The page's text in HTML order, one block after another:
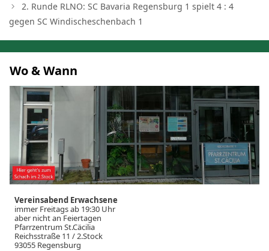
2. Runde RLNO: SC Bavaria Regensburg 1 spielt 4 : 4
gegen SC Windischeschenbach 1
Wo & Wann
Vereinsabend Erwachsene
immer Freitags ab 19:30 Uhr
aber nicht an Feiertagen
Pfarrzentrum St.Cäcilia
Reichsstraße 11 / 2.Stock
93055 Regensburg